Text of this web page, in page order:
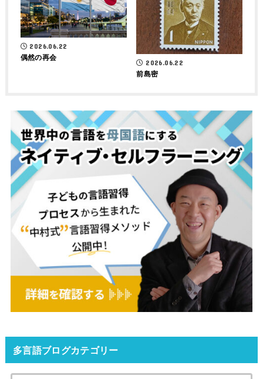
2026.06.22
偶然の再会
2026.06.22
前島密
多言語ブログカテゴリー